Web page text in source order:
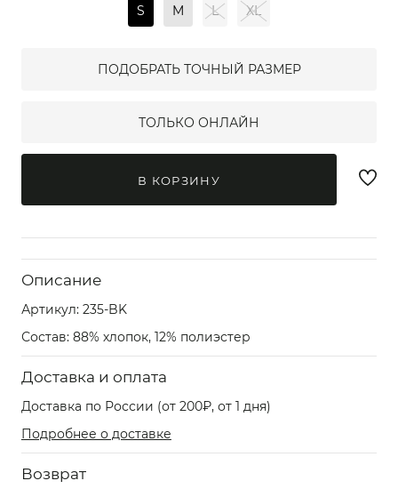
S M L XL
ПОДОБРАТЬ ТОЧНЫЙ РАЗМЕР
ТОЛЬКО ОНЛАЙН
В КОРЗИНУ
Описание
Артикул: 235-BK
Состав: 88% хлопок, 12% полиэстер
Доставка и оплата
Доставка по России (от 200₽, от 1 дня)
Подробнее о доставке
Возврат